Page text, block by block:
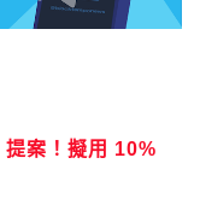
案！擬用 10%